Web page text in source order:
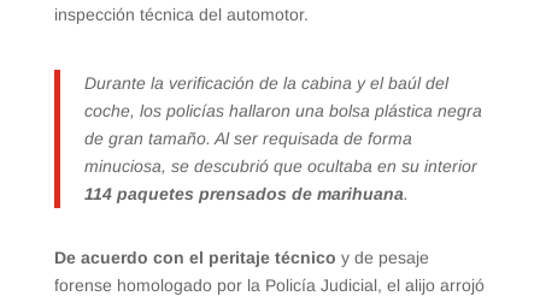
inspección técnica del automotor.
Durante la verificación de la cabina y el baúl del
coche, los policías hallaron una bolsa plástica negra
de gran tamaño. Al ser requisada de forma
minuciosa, se descubrió que ocultaba en su interior
114 paquetes prensados de marihuana.
De acuerdo con el peritaje técnico y de pesaje
forense homologado por la Policía Judicial, el alijo arrojó